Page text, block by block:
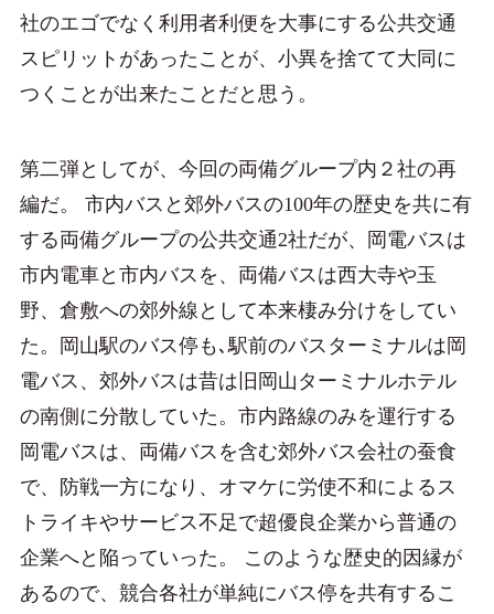
社のエゴでなく利用者利便を大事にする公共交通
スピリットがあったことが、小異を捨てて大同に
つくことが出来たことだと思う。
第二弾としてが、今回の両備グループ内２社の再
編だ。 市内バスと郊外バスの100年の歴史を共に有
する両備グループの公共交通2社だが、岡電バスは
市内電車と市内バスを、両備バスは西大寺や玉
野、倉敷への郊外線として本来棲み分けをしてい
た。岡山駅のバス停も､駅前のバスターミナルは岡
電バス、郊外バスは昔は旧岡山ターミナルホテル
の南側に分散していた。市内路線のみを運行する
岡電バスは、両備バスを含む郊外バス会社の蚕食
で、防戦一方になり、オマケに労使不和によるス
トライキやサービス不足で超優良企業から普通の
企業へと陥っていった。 このような歴史的因縁が
あるので、競合各社が単純にバス停を共有するこ